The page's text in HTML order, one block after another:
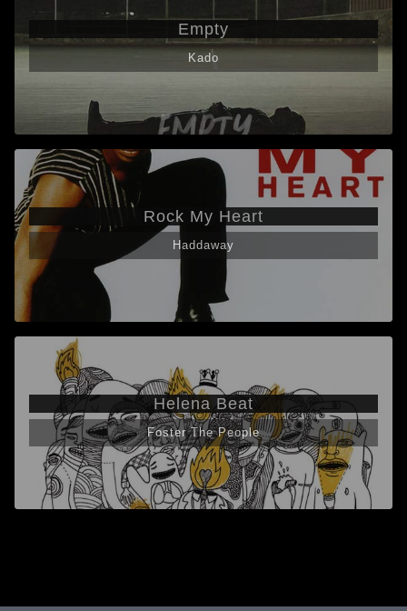
Empty
Kado
Rock My Heart
Haddaway
Helena Beat
Foster The People